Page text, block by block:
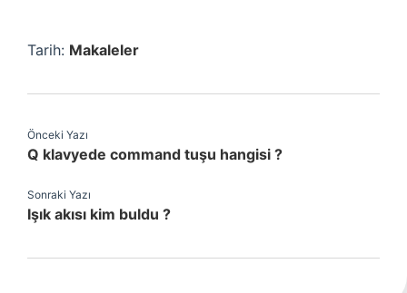
Tarih: Makaleler
Önceki Yazı
Q klavyede command tuşu hangisi ?
Sonraki Yazı
Işık akısı kim buldu ?